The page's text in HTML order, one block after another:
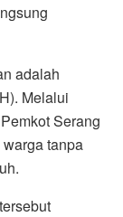
adalah
Melalui
Serang
tanpa